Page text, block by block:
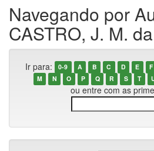
Navegando por
CASTRO, J. M.
Ir para: 0-9 A B C D E F
M
N O P Q R S T
ou entre com as